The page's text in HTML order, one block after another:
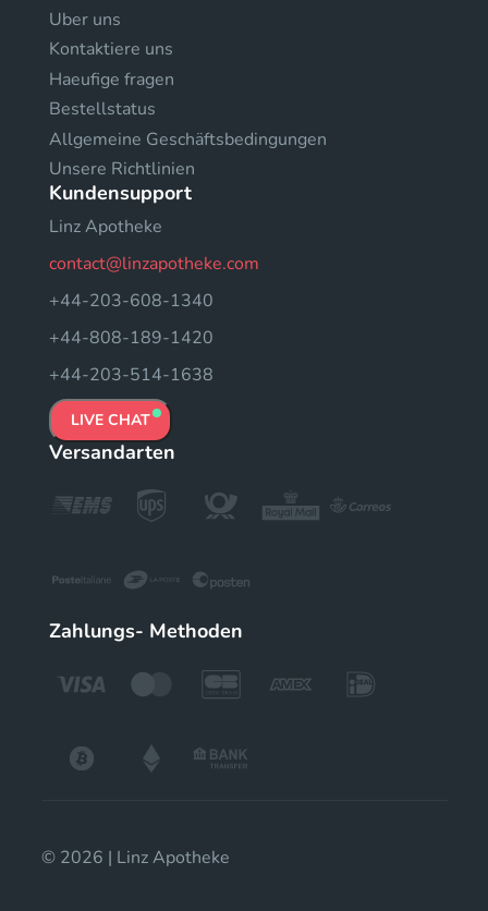
Uber uns
Kontaktiere uns
Haeufige fragen
Bestellstatus
Allgemeine Geschäftsbedingungen
Unsere Richtlinien
Kundensupport
Linz Apotheke
contact@linzapotheke.com
+44-203-608-1340
+44-808-189-1420
+44-203-514-1638
LIVE CHAT
Versandarten
Zahlungs- Methoden
© 2026 | Linz Apotheke